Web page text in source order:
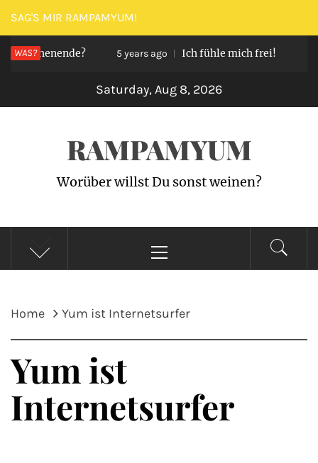
Skip
to
content
SAG'S MIR RAMPAMYUM!
WAS? 5 years ago Ich fühle mich frei!
Saturday, Aug 8, 2026
RAMPAMYUM
Worüber willst Du sonst weinen?
Menu
Home Yum ist Internetsurfer
Yum ist
Internetsurfer